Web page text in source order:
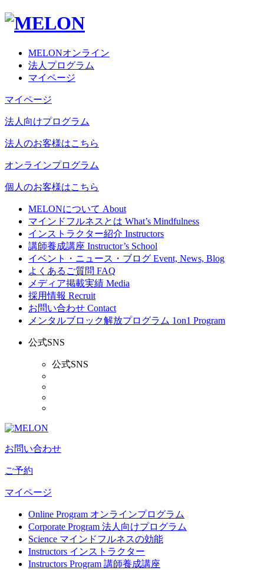
MELONオンライン
法人プログラム
マイページ
マイページ
法人向けプログラム
法人のお客様はこちら
オンラインプログラム
個人のお客様はこちら
MELONについて About
マインドフルネスとは What’s Mindfulness
インストラクター紹介 Instructors
講師養成講座 Instructor’s School
イベント・ニュース・ブログ Event, News, Blog
よくあるご質問 FAQ
メディア掲載実績 Media
採用情報 Recruit
お問い合わせ Contact
メンタルブロック解放プログラム 1on1 Program
公式SNS
公式SNS
お問い合わせ
ご予約
マイページ
Online Program オンラインプログラム
Corporate Program 法人向けプログラム
Science マインドフルネスの効能
Instructors インストラクター
Instructors Program 講師養成講座